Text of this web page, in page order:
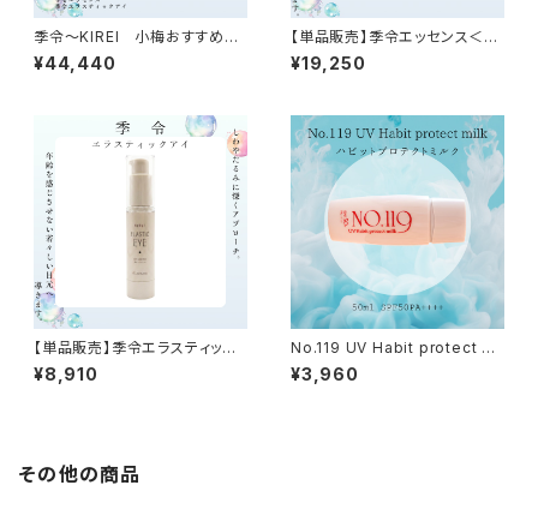
季令〜KIREI 小梅おすすめ3
点セット
¥44,440
【単品販売】季令エッセンス＜高
純度エラスチン 美容液＞
¥19,250
【単品販売】季令エラスティック
アイ＜高純度エラスチン アイク
リーム＞
¥8,910
No.119 UV Habit protect mi
lk （ハビットプロテクトミルク）5
0ml SPF50PA++++
¥3,960
その他の商品